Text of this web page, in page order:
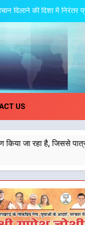
सरकार निरंतर कार्य करती
से बनेगी विकास की नई
किया जा रहा है, जिससे
योजनाओं का सीधे लाभ मिल
दिलाने की दिशा में निरंतर
सुझावों से बनेगी विकास की नई
किया जा रहा है, जिससे
US
पात्र लोगों को सरकारी